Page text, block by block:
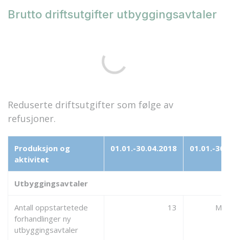
Brutto driftsutgifter utbyggingsavtaler
Reduserte driftsutgifter som følge av
refusjoner.
Produksjon og
aktivitet
01.01.-30.04.2018 01.01.-
Utbyggingsavtaler
Antall oppstartetede
forhandlinger ny
utbyggingsavtaler
13